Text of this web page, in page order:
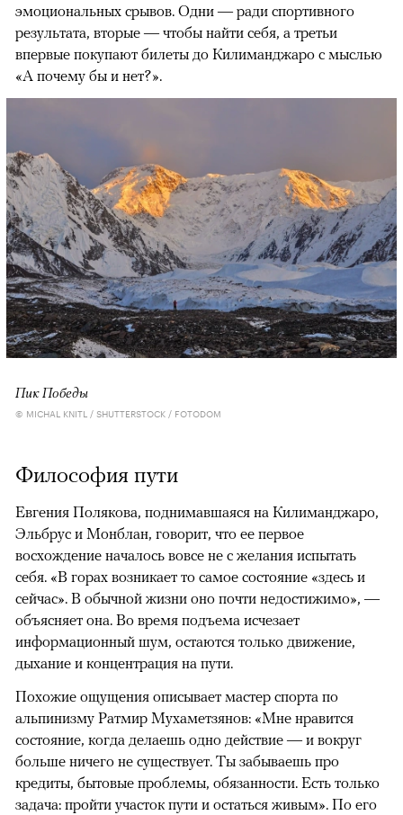
эмоциональных срывов. Одни — ради спортивного
результата, вторые — чтобы найти себя, а третьи
впервые покупают билеты до Килиманджаро с мыслью
«А почему бы и нет?».
Пик Победы
© MICHAL KNITL / SHUTTERSTOCK / FOTODOM
Философия пути
Евгения Полякова, поднимавшаяся на Килиманджаро,
Эльбрус и Монблан, говорит, что ее первое
восхождение началось вовсе не с желания испытать
себя. «В горах возникает то самое состояние «здесь и
сейчас». В обычной жизни оно почти недостижимо», —
объясняет она. Во время подъема исчезает
информационный шум, остаются только движение,
дыхание и концентрация на пути.
Похожие ощущения описывает мастер спорта по
альпинизму Ратмир Мухаметзянов: «Мне нравится
состояние, когда делаешь одно действие — и вокруг
больше ничего не существует. Ты забываешь про
кредиты, бытовые проблемы, обязанности. Есть только
задача: пройти участок пути и остаться живым». По его